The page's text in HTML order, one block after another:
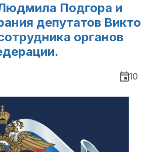
Подгора и
депутатов
органов